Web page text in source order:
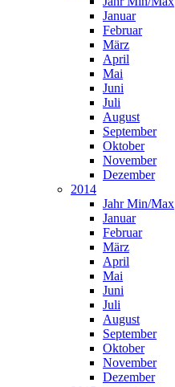
Januar
Februar
März
April
Mai
Juni
Juli
August
September
Oktober
November
Dezember
2014
Jahr Min/Max
Januar
Februar
März
April
Mai
Juni
Juli
August
September
Oktober
November
Dezember